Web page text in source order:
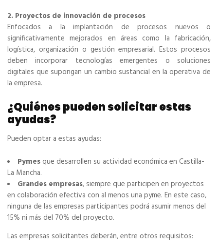
2. Proyectos de innovación de procesos
Enfocados a la implantación de procesos nuevos o
significativamente mejorados en áreas como la fabricación,
logística, organización o gestión empresarial. Estos procesos
deben incorporar tecnologías emergentes o soluciones
digitales que supongan un cambio sustancial en la operativa de
la empresa.
¿Quiénes pueden solicitar estas
ayudas?
Pueden optar a estas ayudas:
Pymes que desarrollen su actividad económica en Castilla-
La Mancha.
Grandes empresas, siempre que participen en proyectos
en colaboración efectiva con al menos una pyme. En este caso,
ninguna de las empresas participantes podrá asumir menos del
15% ni más del 70% del proyecto.
Las empresas solicitantes deberán, entre otros requisitos: